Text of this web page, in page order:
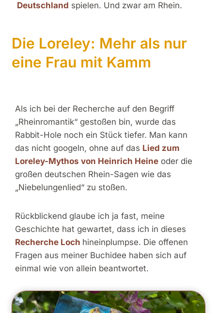
Deutschland spielen. Und zwar am Rhein.
Die Loreley: Mehr als nur
eine Frau mit Kamm
Als ich bei der Recherche auf den Begriff
„Rheinromantik“ gestoßen bin, wurde das
Rabbit-Hole noch ein Stück tiefer. Man kann
das nicht googeln, ohne auf das Lied zum
Loreley-Mythos von Heinrich Heine oder die
großen deutschen Rhein-Sagen wie das
„Niebelungenlied“ zu stoßen.
Rückblickend glaube ich ja fast, meine
Geschichte hat gewartet, dass ich in dieses
Recherche Loch hineinplumpse. Die offenen
Fragen aus meiner Buchidee haben sich auf
einmal wie von allein beantwortet.